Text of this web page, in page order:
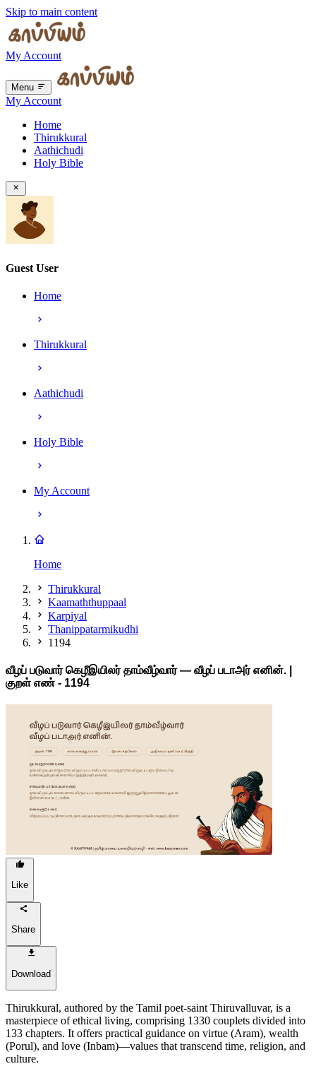
Skip to main content
My Account
Menu
My Account
Home
Thirukkural
Aathichudi
Holy Bible
Guest User
Home
Thirukkural
Aathichudi
Holy Bible
My Account
Home
Thirukkural
Kaamaththuppaal
Karpiyal
Thanippatarmikudhi
1194
வீழப் படுவார் கெழீஇயிலர் தாம்வீழ்வார் — வீழப் படாஅர் எனின். |
குறள் எண் - 1194
Like
Share
Download
Thirukkural, authored by the Tamil poet-saint Thiruvalluvar, is a
masterpiece of ethical living, comprising 1330 couplets divided into
133 chapters. It offers practical guidance on virtue (Aram), wealth
(Porul), and love (Inbam)—values that transcend time, religion, and
culture.